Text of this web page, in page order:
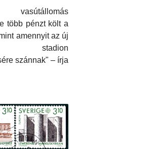
több pénzt költ a
amennyit az új
stadion
szánnak" – írja